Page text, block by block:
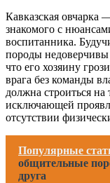
Кавказская овчарка
знакомого с
воспитанника.
породы
что его хозяину
врага без команды
должна строиться
исключающей
отсутствии
Популярные
общительные
друга